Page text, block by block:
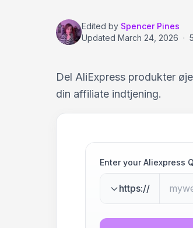
Edited by Spencer Pines
Updated March 24, 2026 ·
Del AliExpress produkter
din affiliate indtjening.
Enter your Aliexpress
https://